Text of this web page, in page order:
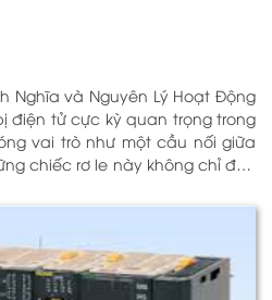
điện tử cực kỳ quan trọng trong
vai trò như một cầu nối giữa
chiếc rơ le này không chỉ đơn
và giám sát hoạt động của các
trường công nghiệp cũng như
sử dụng công nghệ hiện đại,
lý và phản hồi nhanh chóng,